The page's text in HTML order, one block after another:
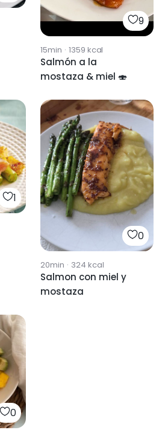
9
15min · 1359 kcal
Salmón a la
mostaza & miel 🍣
1
0
20min · 324 kcal
Salmon con miel y
mostaza
0